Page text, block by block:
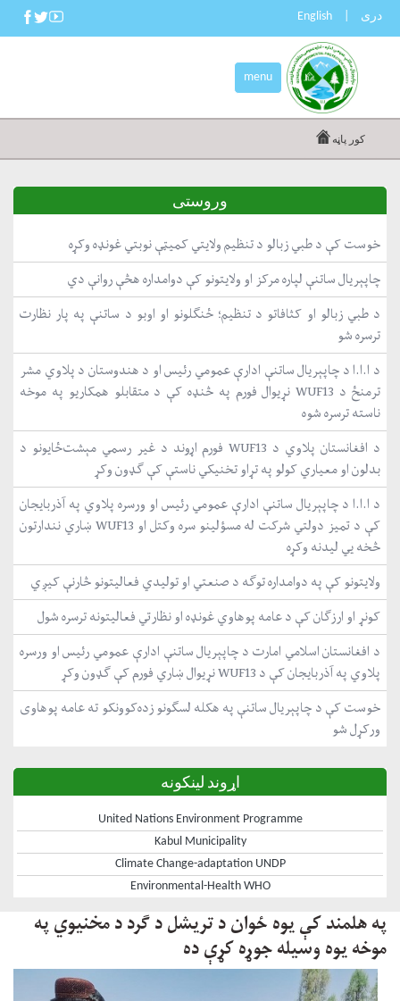
English دری
menu
کور پاڼه
وروستی
خوست کې د طبي زبالو د تنظیم ولایتي کمیټې نوبتي غونډه وکړه
چاپېریال ساتنې لپاره مرکز او ولایتونو کې دوامداره هڅې روانې دي
د طبي زبالو او کثافاتو د تنظیم؛ ځنګلونو او اوبو د ساتنې په پار نظارت
ترسره شو
د ا.ا.ا د چاپېریال ساتنې ادارې عمومي رئیس او د هندوستان د پلاوي مشر
ترمنځ د WUF13 نړیوال فورم په څنډه کې د متقابلو همکاریو په موخه
ناسته ترسره شوه
د افغانستان پلاوي د WUF13 فورم اړوند د غیر رسمي مېشت‌ځایونو د
بدلون او معیاري کولو په تړاو تخنیکي ناستې کې ګډون وکړ
د ا.ا.ا د چاپېریال ساتنې ادارې عمومي رئیس او ورسره پلاوي په آذربایجان
کې د تمیز دولتي شرکت له مسؤلینو سره وکتل او WUF13 ښاري نندارتون
څخه یي لیدنه وکړه
ولایتونو کې په دوامداره توګه د صنعتي او تولیدي فعالیتونو څارنې کیږي
کونړ او ارزګان کې د عامه پوهاوي غونډه او نظارتي فعالیتونه ترسره شول
د افغانستان اسلامي امارت د چاپېریال ساتنې ادارې عمومي رئیس او ورسره
پلاوي په آذربایجان کې د WUF13 نړیوال ښاري فورم کې ګډون وکړ
خوست کې د چاپېریال ساتنې په هکله لسګونو زده‌کوونکو ته عامه پوهاوی
ورکړل شو
اړوند لینکونه
United Nations Environment Programme
Kabul Municipality
Climate Change-adaptation UNDP
Environmental-Health WHO
په هلمند کې یوه ځوان د تریشل د ګرد د مخنیوي په
موخه یوه وسیله جوړه کړې ده